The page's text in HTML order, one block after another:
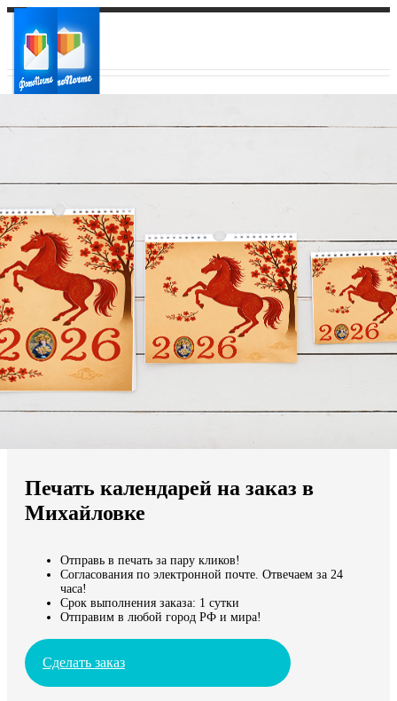
Ваш регион доставки
Выберите из списка:
Мы доставляем по всему миру
Продолжить без города
Печать календарей на заказ в
Михайловке
Отправь в печать за пару кликов!
Согласования по электронной почте. Отвечаем за 24
часа!
Срок выполнения заказа: 1 сутки
Отправим в любой город РФ и мира!
Сделать заказ